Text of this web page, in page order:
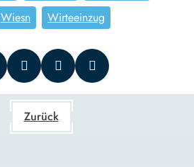
Wiesn Wirteeinzug
Zurück